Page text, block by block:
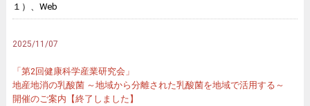
１）、Web
2025/11/07
「第2回健康科学産業研究会」
地産地消の乳酸菌 ～地域から分離された乳酸菌を地域で活用する～
開催のご案内【終了しました】